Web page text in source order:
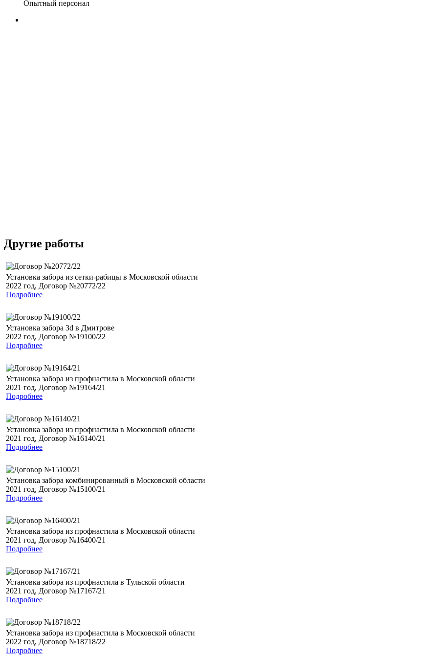
Опытный персонал
Другие работы
Установка забора из сетки-рабицы в Московской области
2022 год, Договор №20772/22
Подробнее
Установка забора 3d в Дмитрове
2022 год, Договор №19100/22
Подробнее
Установка забора из профнастила в Московской области
2021 год, Договор №19164/21
Подробнее
Установка забора из профнастила в Московской области
2021 год, Договор №16140/21
Подробнее
Установка забора комбинированный в Московской области
2021 год, Договор №15100/21
Подробнее
Установка забора из профнастила в Московской области
2021 год, Договор №16400/21
Подробнее
Установка забора из профнастила в Тульской области
2021 год, Договор №17167/21
Подробнее
Установка забора из профнастила в Московской области
2022 год, Договор №18718/22
Подробнее